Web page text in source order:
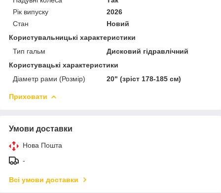
Рік випуску
2026
Стан
Новий
Користувальницькі характеристики
Тип гальм
Дисковий гідравлічний
Користувацькi характеристики
Діаметр рами (Розмір)
20" (зріст 178-185 см)
Приховати
Умови доставки
Нова Пошта
-
Всі умови доставки